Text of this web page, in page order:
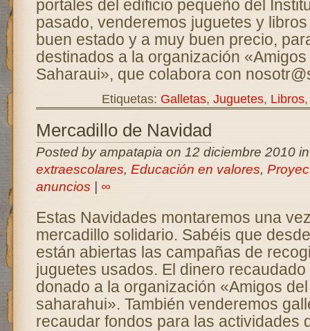
portales del edificio pequeño del
pasado, venderemos juguetes y
buen estado y a muy buen precio,
destinados a la organización
Saharaui», que colabora con
Etiquetas: Galletas, Juguetes, Libros
Mercadillo de Navidad
Posted by ampatapia on 12 diciembre 2010
extraescolares, Educación en valores,
anuncios
∞
Estas Navidades montaremos una
mercadillo solidario. Sabéis que
están abiertas las campañas de
juguetes usados. El dinero
donado a la organización «Amigos
saharahui». También venderemos
recaudar fondos para las actividades